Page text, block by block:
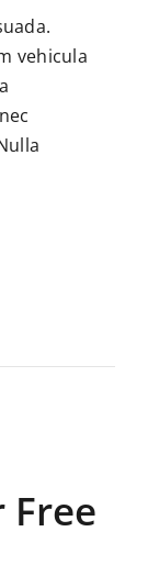
vehicula
Free